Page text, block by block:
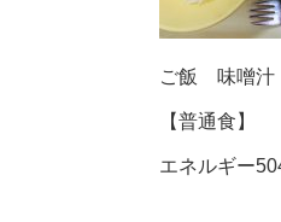
ご飯 味噌汁
【普通食】
エネルギー